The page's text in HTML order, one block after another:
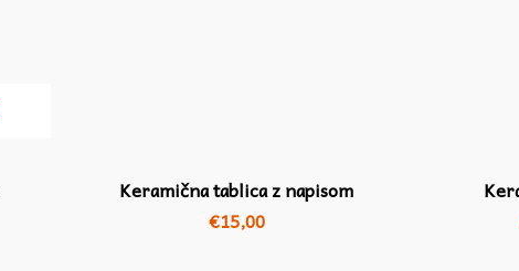
Keramična tablica z napisom
€15,00